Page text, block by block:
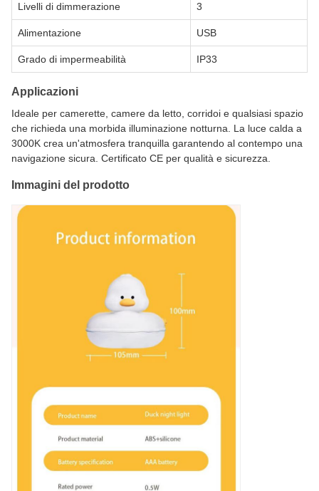
Livelli di dimmerazione 3
Alimentazione USB
Grado di impermeabilità IP33
Applicazioni
Ideale per camerette, camere da letto, corridoi e qualsiasi spazio
che richieda una morbida illuminazione notturna. La luce calda a
3000K crea un'atmosfera tranquilla garantendo al contempo una
navigazione sicura. Certificato CE per qualità e sicurezza.
Immagini del prodotto